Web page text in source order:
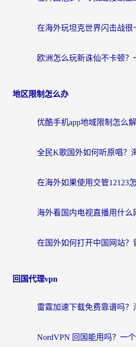
地区限制怎么办
回国代理vpn